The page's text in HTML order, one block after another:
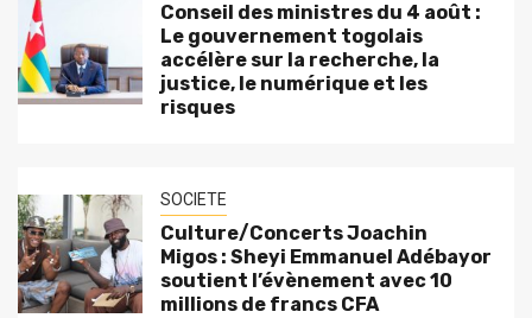
Conseil des ministres du 4 août :
Le gouvernement togolais
accélère sur la recherche, la
justice, le numérique et les
risques
SOCIETE
Culture/Concerts Joachin
Migos : Sheyi Emmanuel Adébayor
soutient l’évènement avec 10
millions de francs CFA